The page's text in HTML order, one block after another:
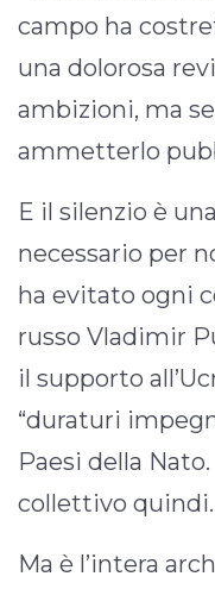
campo ha
una dolorosa
ambizioni, ma
ammetterlo
E il silenzio è
necessario per
ha evitato ogni
russo Vladimir
il supporto
“duraturi
Paesi della
collettivo quindi.
Ma è l’intera